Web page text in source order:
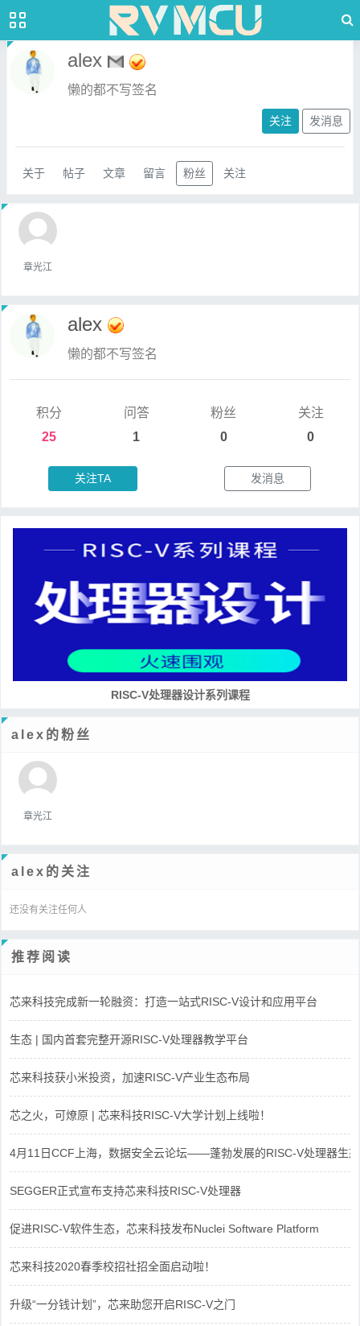
alex
懒的都不写签名
关注 发消息
关于 帖子 文章 留言 粉丝 关注
章光江
alex
懒的都不写签名
积分
25
问答
1
粉丝
0
关注
0
关注TA 发消息
RISC-V处理器设计系列课程
alex的粉丝
章光江
alex的关注
还没有关注任何人
推荐阅读
芯来科技完成新一轮融资：打造一站式RISC-V设计和应用平台
生态 | 国内首套完整开源RISC-V处理器教学平台
芯来科技获小米投资，加速RISC-V产业生态布局
芯之火，可燎原 | 芯来科技RISC-V大学计划上线啦！
4月11日CCF上海，数据安全云论坛——蓬勃发展的RISC-V处理器生态
SEGGER正式宣布支持芯来科技RISC-V处理器
促进RISC-V软件生态，芯来科技发布Nuclei Software Platform
芯来科技2020春季校招社招全面启动啦！
升级“一分钱计划”，芯来助您开启RISC-V之门